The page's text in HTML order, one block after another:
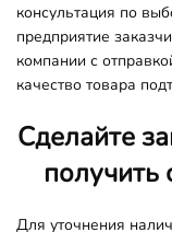
консультация по
предприятие
компании с
качество товара
Сделайте
Для уточнения